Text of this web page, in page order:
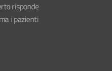
risponde
i pazienti